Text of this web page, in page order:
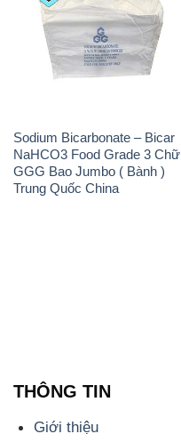
Sodium Bicarbonate – Bicar
NaHCO3 Food Grade 3 Chữ
GGG Bao Jumbo ( Bành )
Trung Quốc China
THÔNG TIN
Giới thiệu